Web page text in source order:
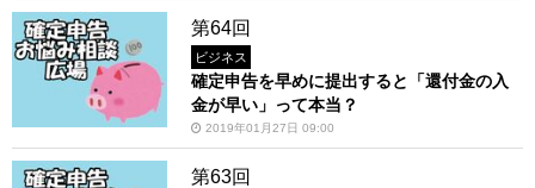
第64回
ビジネス
確定申告を早めに提出すると「還付金の入
金が早い」って本当？
2019年01月27日 09:00
第63回